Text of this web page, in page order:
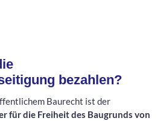
bezahlen?
Baurecht ist der
für die Freiheit des Baugrunds von